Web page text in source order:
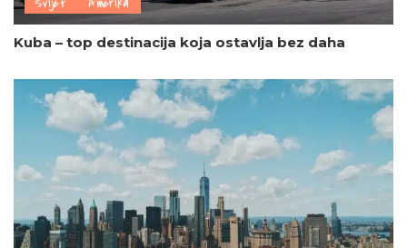
Svijet Amerika
Kuba – top destinacija koja ostavlja bez daha